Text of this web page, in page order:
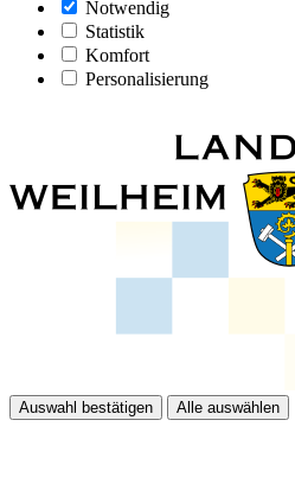
Notwendig
Statistik
Komfort
Personalisierung
Auswahl bestätigen Alle auswählen